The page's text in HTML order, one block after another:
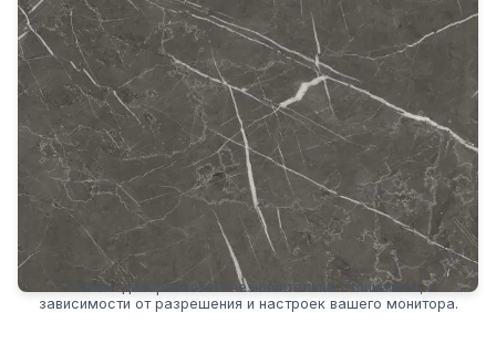
Оттенок декора может незначительно отличаться, в
зависимости от разрешения и настроек вашего монитора.